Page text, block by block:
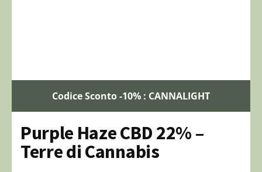
Codice Sconto -10% : CANNALIGHT
Purple Haze CBD 22% –
Terre di Cannabis